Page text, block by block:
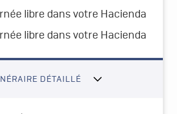
libre dans votre Hacienda
libre dans votre Hacienda
DÉTAILLÉ